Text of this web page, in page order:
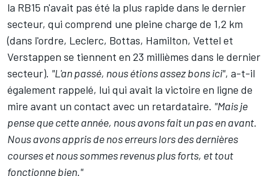
la RB15 n'avait pas été la plus rapide dans le dernier
secteur, qui comprend une pleine charge de 1,2 km
(dans l'ordre, Leclerc, Bottas, Hamilton, Vettel et
Verstappen se tiennent en 23 millièmes dans le dernier
secteur). "L'an passé, nous étions assez bons ici", a-t-il
également rappelé, lui qui avait la victoire en ligne de
mire avant un contact avec un retardataire. "Mais je
pense que cette année, nous avons fait un pas en avant.
Nous avons appris de nos erreurs lors des dernières
courses et nous sommes revenus plus forts, et tout
fonctionne bien."